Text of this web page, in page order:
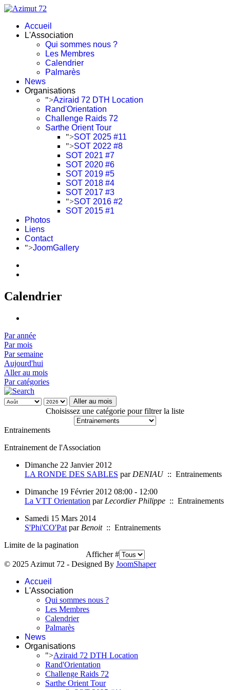
Accueil
L'Association
Qui sommes nous ?
Les Membres
Calendrier
Palmarès
News
Organisations
">Aziraid 72 DTH Location
Rand'Orientation
Challenge Raids 72
Sarthe Orient Tour
">SOT 2025 #11
">SOT 2022 #8
SOT 2021 #7
SOT 2020 #6
SOT 2019 #5
SOT 2018 #4
SOT 2017 #3
">SOT 2016 #2
SOT 2015 #1
Photos
Liens
Contact
">JoomGallery
Calendrier
Par année
Par mois
Par semaine
Aujourd'hui
Aller au mois
Par catégories
Aller au mois
Choisissez une catégorie pour filtrer la liste
Entrainements
Entrainement de l'Association
Dimanche 22 Janvier 2012
LA RONDE DES SABLES parDENIAU:: Entrainements
Dimanche 19 Février 2012 08:00 - 12:00
La VTT Orientation parLecordier Philippe :: Entrainements
Samedi 15 Mars 2014
S'Phi'CO'Pat parBenoit:: Entrainements
Limite de la pagination
Afficher #
© 2025 Azimut 72 - Designed By JoomShaper
Accueil
L'Association
Qui sommes nous ?
Les Membres
Calendrier
Palmarès
News
Organisations
">Aziraid 72 DTH Location
Rand'Orientation
Challenge Raids 72
Sarthe Orient Tour